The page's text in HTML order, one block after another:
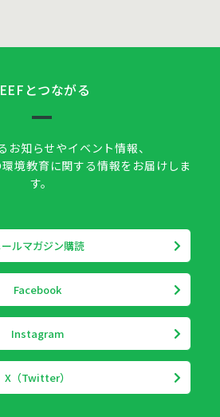
とつながる
お知らせやイベント情報、
境教育に関する情報をお届けしま
す。
ルマガジン購読
Facebook
Instagram
X（Twitter）